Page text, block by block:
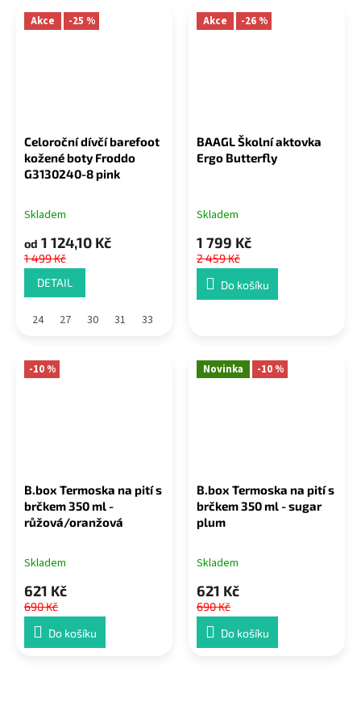
Akce -25 %
Celoroční dívčí barefoot
kožené boty Froddo
G3130240-8 pink
Skladem
od 1 124,10 Kč
1 499 Kč
DETAIL
24 27 30 31 33
Akce -26 %
BAAGL Školní aktovka
Ergo Butterfly
Skladem
1 799 Kč
2 459 Kč
Do košíku
-10 %
B.box Termoska na pití s
brčkem 350 ml -
růžová/oranžová
Skladem
621 Kč
690 Kč
Do košíku
Novinka -10 %
B.box Termoska na pití s
brčkem 350 ml - sugar
plum
Skladem
621 Kč
690 Kč
Do košíku